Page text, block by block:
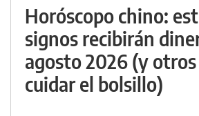
Horóscopo chino:
signos recibirán
agosto 2026 (y
cuidar el bolsillo)